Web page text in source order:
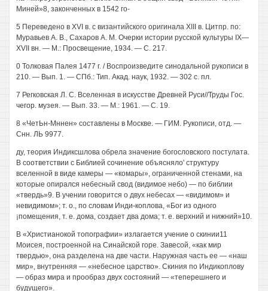
Миней»8, законченных в 1542 го-
5 Переведено в XVI в. с византийского оригинала XIII в. Цитпр. по:
Муравьев А. В., Сахаров А. М. Очерки истории русской культуры IX—
XVII вн. — М.: Просвещение, 1934. — С. 217.
0 Толковая Палея 1477 г. / Воспроизведите синодальной рукописи в
210. — Вып. 1. — СПб.: Тип. Акад. наук, 1932. — 302 с. пл.
7 Регковская Л. С. Вселенная в искусстве Древней Руси//Труды Гос.
чегор. музея. — Вып. 33. — М.: 1961. — С. 19.
8 «ЧетЬн-Мннен» составлены в Москве. — ГИМ. Рукописи, отд. —
Снн. ЛЬ 9977.
ду, теория Индиксшлова обрела значение богословского постулата.
В соответствии с Библией сочинение объясняло' структуру
вселенной в виде камеры — «комары», ограниченной стенами, на
которые опирался небесный свод (видимое небо) — по библии
«твердь»9. В учении говорится о двух небесах — «видимом» и
невидимом»; т. о., по словам Инди-коплова, «Бог из одного
¡помещения, т. е. дома, создает два дома; т. е. верхний и нижний»10.
В «Христианокой топографии» излагается учение о скинии11
Моисея, построенной на Синайской горе. Завесой, «как мир
твердью», она разделена на две части. Наружная часть ее — «наш
мир», внутренняя — «небесное царство». Скиния по Индикоплову
— образ мира и прообраз двух состояний — «теперешнего и
будущего».